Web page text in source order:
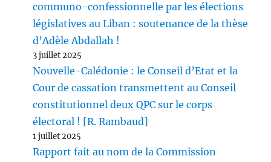
communo-confessionnelle par les élections
législatives au Liban : soutenance de la thèse
d’Adèle Abdallah !
3 juillet 2025
Nouvelle-Calédonie : le Conseil d’Etat et la
Cour de cassation transmettent au Conseil
constitutionnel deux QPC sur le corps
électoral ! [R. Rambaud]
1 juillet 2025
Rapport fait au nom de la Commission